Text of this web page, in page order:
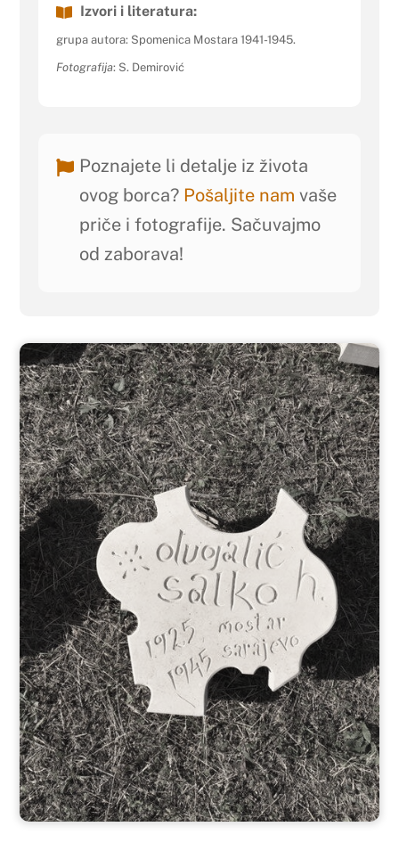
Izvori i literatura:
grupa autora: Spomenica Mostara 1941-1945.
Fotografija: S. Demirović
Poznajete li detalje iz života
ovog borca? Pošaljite nam vaše
priče i fotografije. Sačuvajmo
od zaborava!